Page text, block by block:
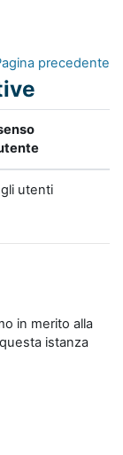
precedente
utenti
in merito alla
istanza